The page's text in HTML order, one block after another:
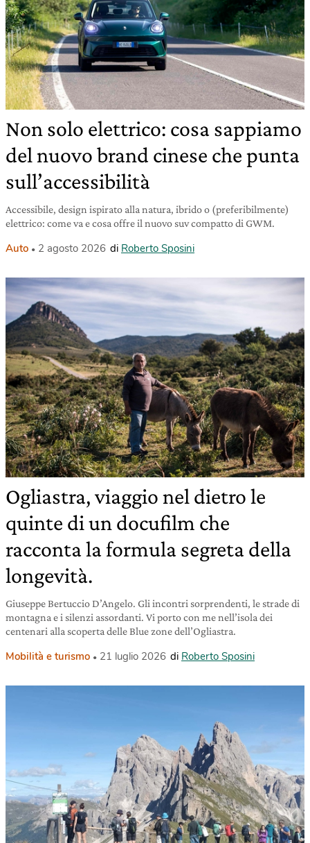
Non solo elettrico: cosa sappiamo
del nuovo brand cinese che punta
sull’accessibilità
Accessibile, design ispirato alla natura, ibrido o (preferibilmente)
elettrico: come va e cosa offre il nuovo suv compatto di GWM.
Auto 2 agosto 2026 di Roberto Sposini
Ogliastra, viaggio nel dietro le
quinte di un docufilm che
racconta la formula segreta della
longevità.
Giuseppe Bertuccio D’Angelo. Gli incontri sorprendenti, le strade di
montagna e i silenzi assordanti. Vi porto con me nell’isola dei
centenari alla scoperta delle Blue zone dell’Ogliastra.
Mobilità e turismo 21 luglio 2026 di Roberto Sposini